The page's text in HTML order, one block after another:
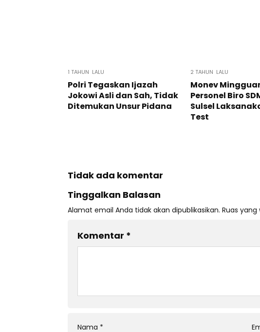
1 TAHUN LALU
Polri Tegaskan Ijazah
Jokowi Asli dan Sah, Tidak
Ditemukan Unsur Pidana
2 TAHUN LALU
Monev
Personel Biro
Sulsel
Test
Tidak ada komentar
Tinggalkan Balasan
Alamat email Anda tidak akan dipublikasikan. Ruas
Komentar *
Nama *